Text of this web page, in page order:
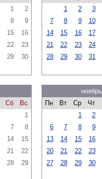
1
2
8
9
15
16
22
23
29
30
1
2 3
7
8 9 10
14
15 16 17
21
22 23 24
28
29 30 31
Сб
Вс
1
7
8
14
15
21
22
28
29
ноябрь
Пн
Вт Ср Чт
1
2
6
7 8 9
13
14 15 16
20
21 22 23
27
28 29 30